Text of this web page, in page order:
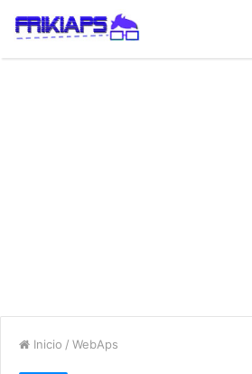
Inicio / WebAps